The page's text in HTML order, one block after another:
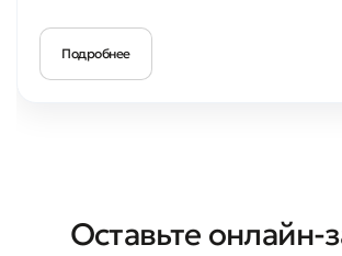
Подробнее
Оставьте онлайн-